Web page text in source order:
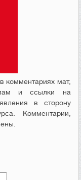
комментариях мат,
и ссылки на
в сторону
Комментарии,